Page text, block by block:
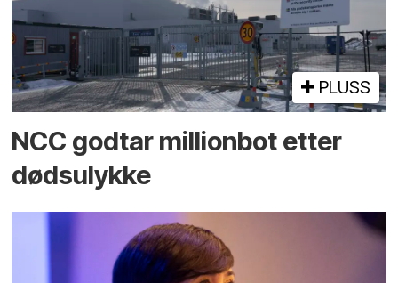
PLUSS
NCC godtar millionbot etter
dødsulykke